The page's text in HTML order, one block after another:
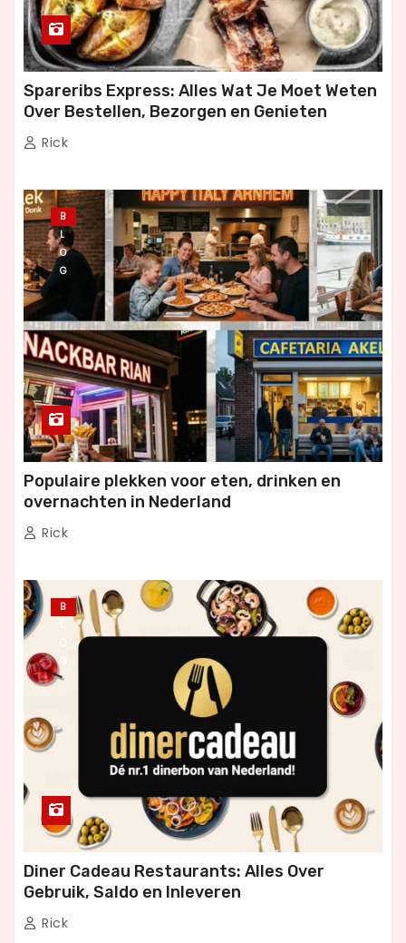
Spareribs Express: Alles Wat Je Moet Weten
Over Bestellen, Bezorgen en Genieten
Rick
B
L
O
G
Populaire plekken voor eten, drinken en
overnachten in Nederland
Rick
B
L
O
G
Diner Cadeau Restaurants: Alles Over
Gebruik, Saldo en Inleveren
Rick